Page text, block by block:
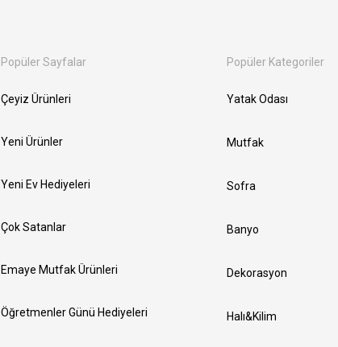
Popüler Sayfalar
Çeyiz Ürünleri
Yeni Ürünler
Yeni Ev Hediyeleri
Çok Satanlar
Emaye Mutfak Ürünleri
Öğretmenler Günü Hediyeleri
Popüler Kategoriler
Yatak Odası
Mutfak
Sofra
Banyo
Dekorasyon
Halı&Kilim